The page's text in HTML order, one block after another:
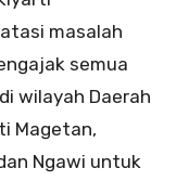
masalah
semua
wilayah Daerah
Magetan,
Ngawi untuk